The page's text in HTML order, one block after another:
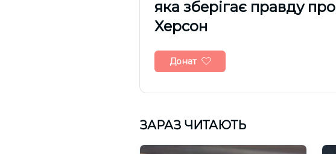
яка зберігає правду про
Херсон
Донат
ЗАРАЗ ЧИТАЮТЬ